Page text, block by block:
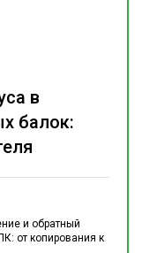
и обратный
от копирования к
в
балок: